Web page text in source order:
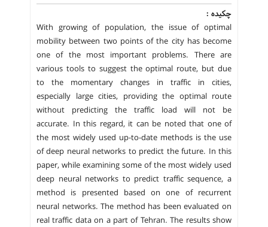
چکیده :
With growing of population, the issue of optimal
mobility between two points of the city has become
one of the most important problems. There are
various tools to suggest the optimal route, but due
to the momentary changes in traffic in cities,
especially large cities, providing the optimal route
without predicting the traffic load will not be
accurate. In this regard, it can be noted that one of
the most widely used up-to-date methods is the use
of deep neural networks to predict the future. In this
paper, while examining some of the most widely used
deep neural networks to predict traffic sequence, a
method is presented based on one of recurrent
neural networks. The method has been evaluated on
real traffic data on a part of Tehran. The results show